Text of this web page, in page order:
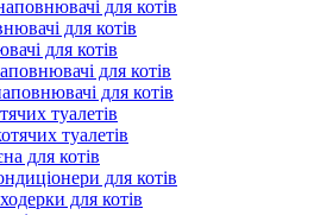
для котів
для котів
для котів
для котів
для котів
туалетів
туалетів
для котів
для котів
для котів